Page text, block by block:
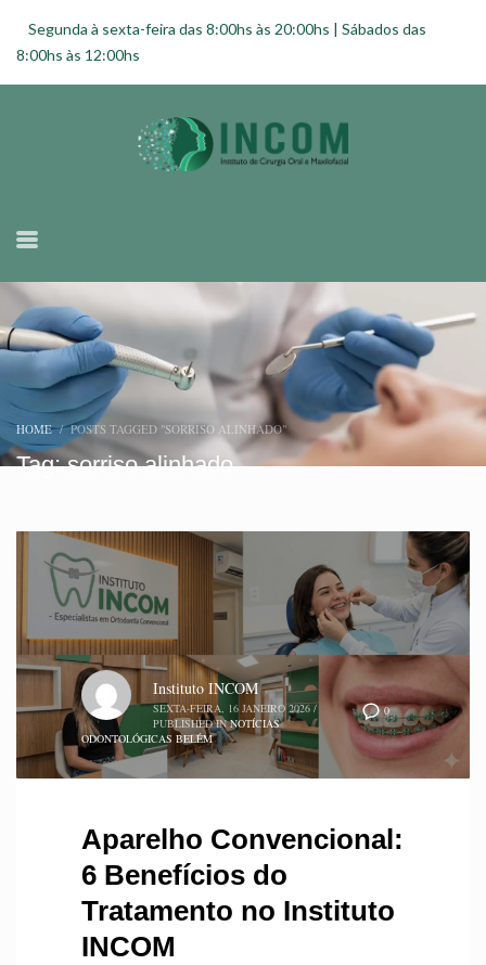
Segunda à sexta-feira das 8:00hs às 20:00hs | Sábados das
8:00hs às 12:00hs
HOME POSTS TAGGED "SORRISO ALINHADO"
Tag: sorriso alinhado
0
Instituto INCOM
SEXTA-FEIRA, 16 JANEIRO 2026 /
PUBLISHED IN NOTÍCIAS
ODONTOLÓGICAS BELÉM
Aparelho Convencional:
6 Benefícios do
Tratamento no Instituto
INCOM